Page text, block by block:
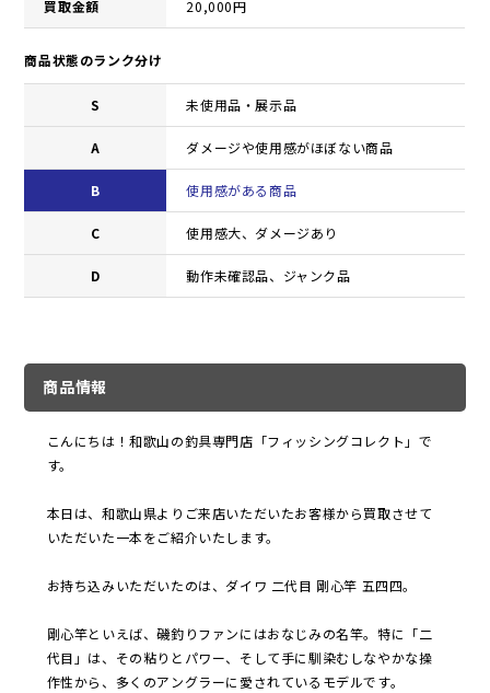
買取金額 20,000円
商品状態のランク分け
S 未使用品・展示品
A ダメージや使用感がほぼない商品
B 使用感がある商品
C 使用感大、ダメージあり
D 動作未確認品、ジャンク品
商品情報
こんにちは！和歌山の釣具専門店「フィッシングコレクト」で
す。
本日は、和歌山県よりご来店いただいたお客様から買取させて
いただいた一本をご紹介いたします。
お持ち込みいただいたのは、ダイワ 二代目 剛心竿 五四四。
剛心竿といえば、磯釣りファンにはおなじみの名竿。特に「二
代目」は、その粘りとパワー、そして手に馴染むしなやかな操
作性から、多くのアングラーに愛されているモデルです。